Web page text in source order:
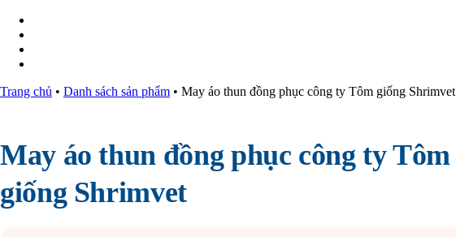
Trang chủ • Danh sách sản phẩm • May áo thun đồng phục công ty Tôm giống Shrimvet
May áo thun đồng phục công ty Tôm
giống Shrimvet